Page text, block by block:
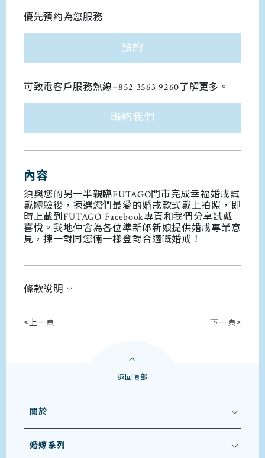
優先預約為您服務
預約
可致電客戶服務熱線+852 3563 9260了解更多。
聯絡我們
內容
須與您的另一半親臨FUTAGO門市完成幸福婚戒試
戴體驗後，揀選您們最愛的婚戒款式戴上拍照，即
時上載到FUTAGO Facebook專頁和我們分享試戴
喜悅。我地仲會為各位準新郎新娘提供婚戒專業意
見，揀一對同您倆一樣登對合適嘅婚戒！
條款說明
<上一頁 下一頁>
返回頂部
關於
婚嫁系列